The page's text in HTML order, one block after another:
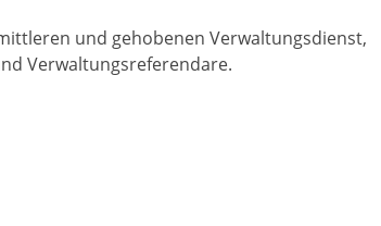
und gehobenen Verwaltungsdienst,
Verwaltungsreferendare.